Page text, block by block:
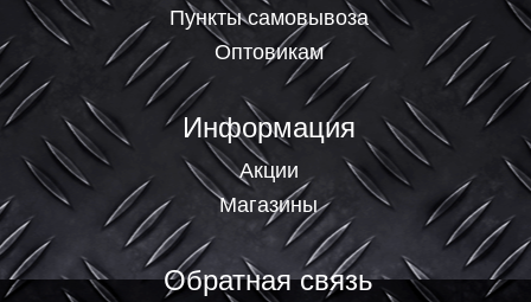
Пункты самовывоза
Оптовикам
Информация
Акции
Магазины
Обратная связь